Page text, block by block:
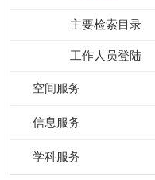
主要检索目录
工作人员登陆
空间服务
信息服务
学科服务